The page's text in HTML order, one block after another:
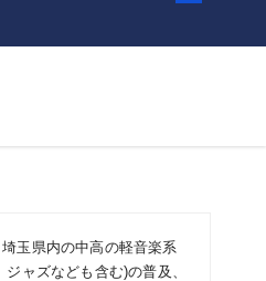
玉県内の中高の軽音楽系
ャズなども含む)の普及、